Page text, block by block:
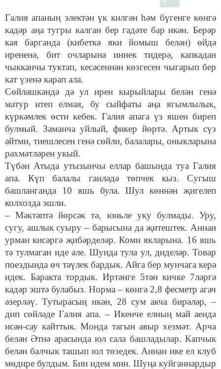
Галия апаның электән үк килгән һәм бүгенге көнгә
кадәр аңа тугры калган бер гадәте бар икән. Берәр
кая барганда (кибеткә яки йомыш белән) өйдә
ирененә, бит очларына иннек тидерә, капкадан
чыкканчы туктап, кесәсеннән көзгесен чыгарып бер
кат үзенә карап ала.
Сөйләшкәндә дә ул ирен кырыйлары белән генә
матур итеп елмая, бу сыйфаты аңа ягымлылык,
күркәмлек өсти кебек. Галия апага үз яшен биреп
булмый. Заманча уйлый, фикер йөртә. Артык сүз
әйтми, тиешлесен генә сөйли, балалары, оныкларына
рәхмәтләрен укый.
Түбән Атыда утызынчы еллар башында туа Галия
апа. Күп балалы гаиләдә төпчек кыз. Сугыш
башланганда 10 яшь була. Шул көннән җигелеп
колхозда эшли.
– Мәктәптә йөрсәк тә, юньле уку булмады. Уру,
сугу, ашлык суыру – барысына да җитештек. Аннан
урман кисәргә җибәрделәр. Коми якларына. 16 яшь
тә тулмаган иде әле. Шунда тула ул, диделәр. Товар
поездында өч тәүлек бардык. Айга бер мунчага керә
идек. Баракта тордык. Иртәнге 5тән кичке 7ләргә
кадәр эштә булабыз. Норма – көнгә 2,8 фесметр агач
әзерләү. Тутырасың икән, 28 сум акча бирәләр, –
дип сөйләде Галия апа. – Икенче елның май аенда
исән-сау кайттык. Монда тагын авыр хезмәт. Арча
белән Әтнә арасында юл сала башладылар. Капчык
белән балчык ташып юл төзедек. Аннан ике ел клуб
мөдире булдым. Бии идем мин. Шуңа куйганнардыр